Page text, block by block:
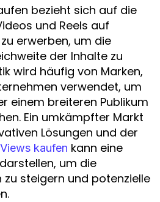
bezieht sich auf die
und Reels auf
erwerben, um die
der Inhalte zu
wird häufig von Marken,
verwendet, um
einem breiteren Publikum
Ein umkämpfter Markt
Lösungen und der
kaufen kann eine
um die
zu steigern und potenzielle